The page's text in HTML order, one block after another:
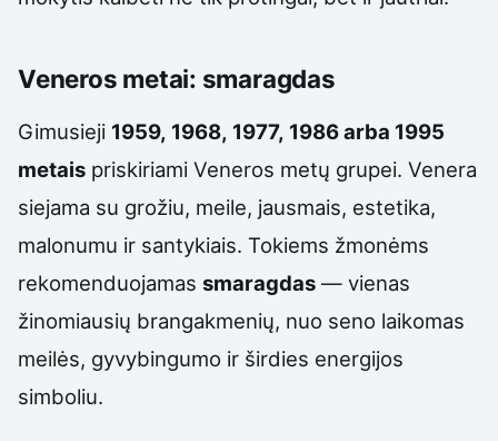
Veneros metai: smaragdas
Gimusieji 1959, 1968, 1977, 1986 arba 1995
metais priskiriami Veneros metų grupei. Venera
siejama su grožiu, meile, jausmais, estetika,
malonumu ir santykiais. Tokiems žmonėms
rekomenduojamas smaragdas — vienas
žinomiausių brangakmenių, nuo seno laikomas
meilės, gyvybingumo ir širdies energijos
simboliu.